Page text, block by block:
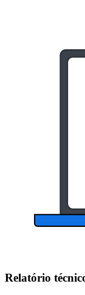
Relatório